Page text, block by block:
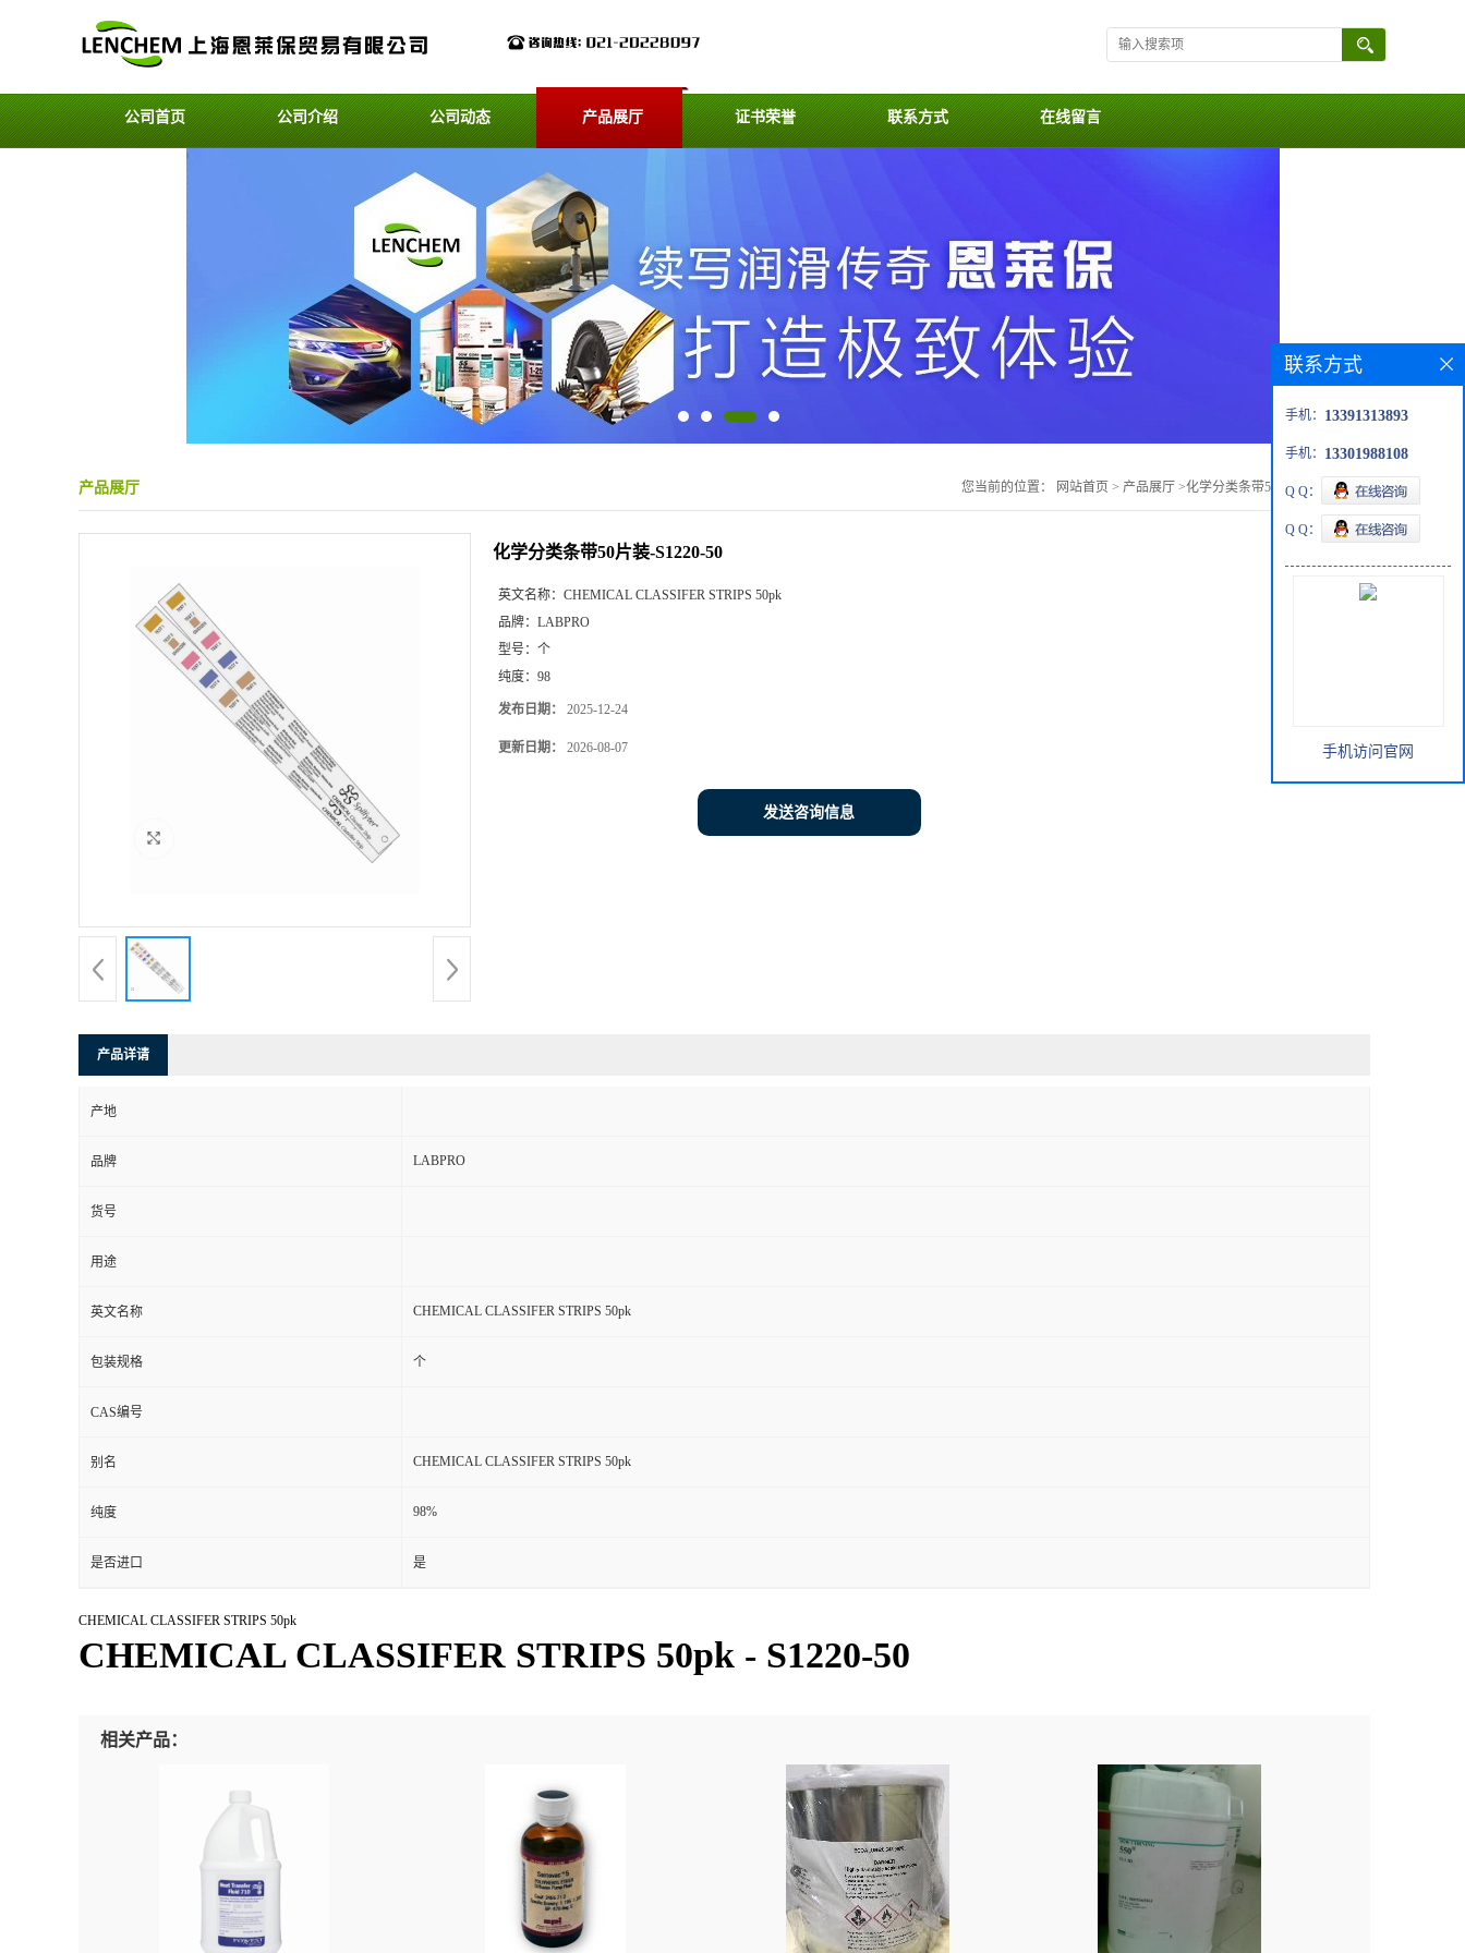
公司首页 公司介绍 公司动态 产品展厅 证书荣誉 联系方式 在线留言
产品展厅 您当前的位置： 网站首页 > 产品展厅 >化学分类条带50片装-S1220-50
化学分类条带50片装-S1220-50
英文名称： CHEMICAL CLASSIFER STRIPS 50pk
品牌： LABPRO
型号： 个
纯度： 98
发布日期： 2025-12-24
更新日期： 2026-08-07
发送咨询信息
产品详请
产地
品牌 LABPRO
货号
用途
英文名称 CHEMICAL CLASSIFER STRIPS 50pk
包装规格 个
CAS编号
别名 CHEMICAL CLASSIFER STRIPS 50pk
纯度 98%
是否进口 是
CHEMICAL CLASSIFER STRIPS 50pk
CHEMICAL CLASSIFER STRIPS 50pk - S1220-50
相关产品：
联系方式
手机： 13391313893
手机： 13301988108
Q Q：
Q Q：
手机访问官网